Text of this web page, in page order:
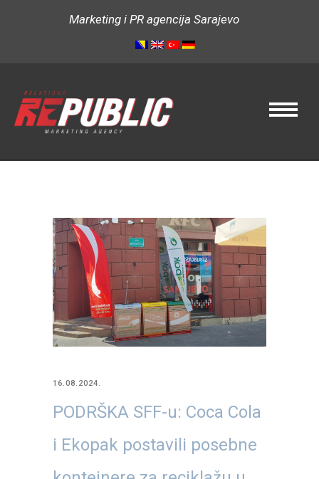
Marketing i PR agencija Sarajevo
16.08.2024.
PODRŠKA SFF-u: Coca Cola
i Ekopak postavili posebne